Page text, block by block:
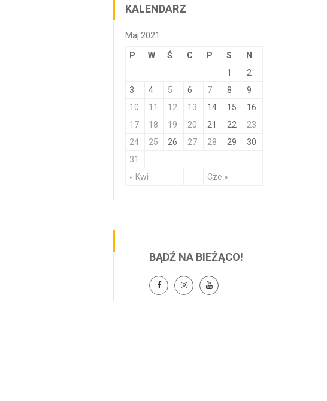
KALENDARZ
Maj 2021
P W Ś C P S N
« Kwi Cze »
1
2
3
4 5 6 7 8
9
10
11 12 13 14 15
16
17
18 19 20 21 22
23
24
25 26 27 28 29
30
31
BĄDŹ NA BIEŻĄCO!